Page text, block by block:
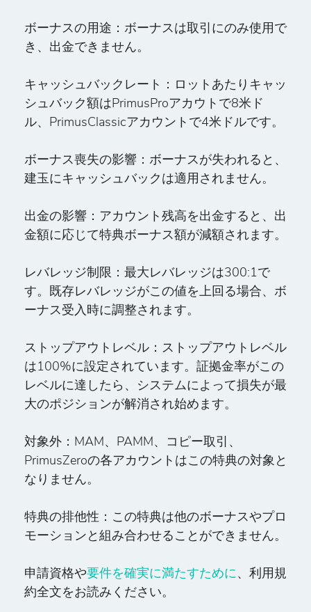
ボーナスの用途： ボーナスは取引にのみ使用で
き、出金できません。
キャッシュバックレート： ロットあたりキャッ
シュバック額はPrimusProアカウトで8米ド
ル、PrimusClassicアカウントで4米ドルです。
ボーナス喪失の影響： ボーナスが失われると、
建玉にキャッシュバックは適用されません。
出金の影響：アカウント残高を出金すると、出
金額に応じて特典ボーナス額が減額されます。
レバレッジ制限： 最大レバレッジは300:1で
す。既存レバレッジがこの値を上回る場合、ボ
ーナス受入時に調整されます。
ストップアウトレベル： ストップアウトレベル
は100%に設定されています。証拠金率がこの
レベルに達したら、システムによって損失が最
大のポジションが解消され始めます。
対象外： MAM、PAMM、コピー取引、
PrimusZeroの各アカウントはこの特典の対象と
なりません。
特典の排他性： この特典は他のボーナスやプロ
モーションと組み合わせることができません。
申請資格や要件を確実に満たすために、利用規
約全文をお読みください。